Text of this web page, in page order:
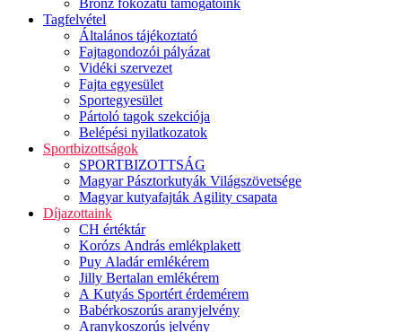
Bronz fokozatú támogatóink
Tagfelvétel
Általános tájékoztató
Fajtagondozói pályázat
Vidéki szervezet
Fajta egyesület
Sportegyesület
Pártoló tagok szekciója
Belépési nyilatkozatok
Sportbizottságok
SPORTBIZOTTSÁG
Magyar Pásztorkutyák Világszövetsége
Magyar kutyafajták Agility csapata
Díjazottaink
CH értéktár
Korózs András emlékplakett
Puy Aladár emlékérem
Jilly Bertalan emlékérem
A Kutyás Sportért érdemérem
Babérkoszorús aranyjelvény
Aranykoszorús jelvény